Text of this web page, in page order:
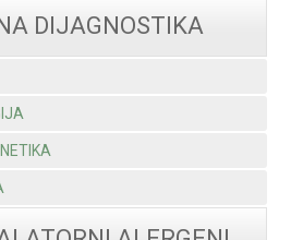
DIJAGNOSTIKA